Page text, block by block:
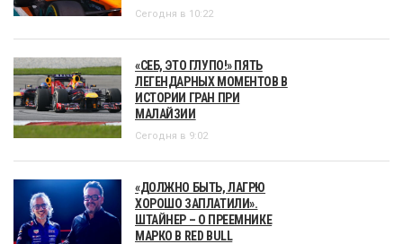
Сегодня в 10:22
«СЕБ, ЭТО ГЛУПО!» ПЯТЬ
ЛЕГЕНДАРНЫХ МОМЕНТОВ В
ИСТОРИИ ГРАН ПРИ
МАЛАЙЗИИ
Сегодня в 9:02
«ДОЛЖНО БЫТЬ, ЛАГРЮ
ХОРОШО ЗАПЛАТИЛИ».
ШТАЙНЕР – О ПРЕЕМНИКЕ
МАРКО В RED BULL